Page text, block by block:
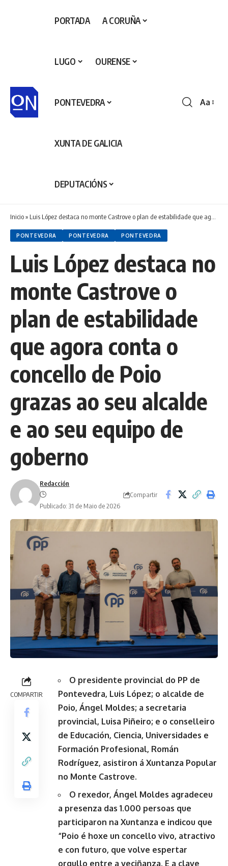
PORTADA A CORUÑA
LUGO OURENSE
PONTEVEDRA
XUNTA DE GALICIA
DEPUTACIÓNS
Aa
Inicio» Luis López destaca no monte Castrove o plan de estabilidade que agora conta o concello de Poio grazas ao seu alcalde e ao seu equipo de goberno
PONTEVEDRA PONTEVEDRA PONTEVEDRA
Luis López destaca no
monte Castrove o
plan de estabilidade
que agora conta o
concello de Poio
grazas ao seu alcalde
e ao seu equipo de
goberno
Redacción
Publicado: 31 de Maio de 2026
Compartir
COMPARTIR
O presidente provincial do PP de
Pontevedra, Luis López; o alcalde de
Poio, Ángel Moldes; a secretaria
provincial, Luisa Piñeiro; e o conselleiro
de Educación, Ciencia, Universidades e
Formación Profesional, Román
Rodríguez, asistiron á Xuntanza Popular
no Monte Castrove.
O rexedor, Ángel Moldes agradeceu
a presenza das 1.000 persoas que
participaron na Xuntanza e indicou que
“Poio é hoxe un concello vivo, atractivo
e con futuro, que volve espertar
orgullo entre a veciñanza. E a clave